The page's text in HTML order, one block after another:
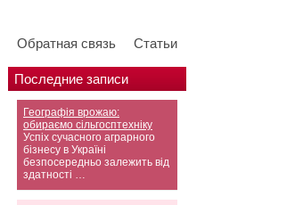
Обратная связь Статьи
Последние записи
Географія врожаю:
обираємо сільгосптехніку
Успіх сучасного аграрного
бізнесу в Україні
безпосередньо залежить від
здатності …